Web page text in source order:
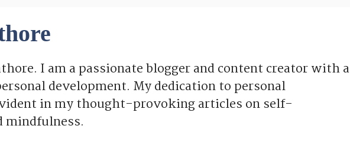
I am a passionate blogger and content creator with a
development. My dedication to personal
in my thought-provoking articles on self-
mindfulness.